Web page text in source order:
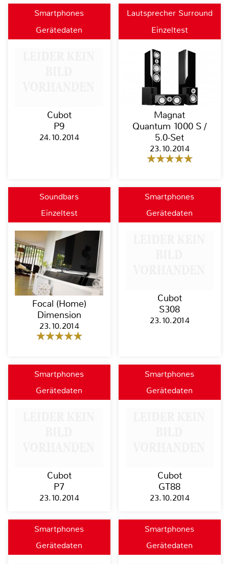
Smartphones
Gerätedaten
Cubot
P9
24.10.2014
Lautsprecher Surround
Einzeltest
Magnat
Quantum 1000 S /
5.0-Set
23.10.2014
Soundbars
Einzeltest
Focal (Home)
Dimension
23.10.2014
Smartphones
Gerätedaten
Cubot
S308
23.10.2014
Smartphones
Gerätedaten
Cubot
P7
23.10.2014
Smartphones
Gerätedaten
Cubot
GT88
23.10.2014
Smartphones
Gerätedaten
Smartphones
Gerätedaten